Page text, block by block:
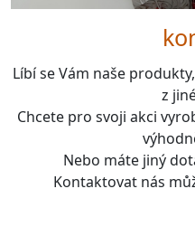
Líbí se Vám naše
z
Chcete pro svoji akci
Nebo máte jiný
Kontaktovat nás